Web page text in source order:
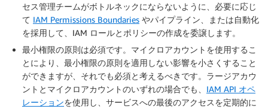
セス管理チームがボトルネックにならないように、必要に応じ
て IAM Permissions Boundaries やパイプライン、または自動化
を採用して、IAM ロールとポリシーの作成を委譲します。
最小権限の原則は必須です。マイクロアカウントを使用するこ
とにより、最小権限の原則を適用しない影響を小さくすること
ができますが、それでも必須と考えるべきです。ラージアカウ
ントとマイクロアカウントのいずれの場合でも、 IAM API オペ
レーションを使用し、サービスへの最後のアクセスを定期的に